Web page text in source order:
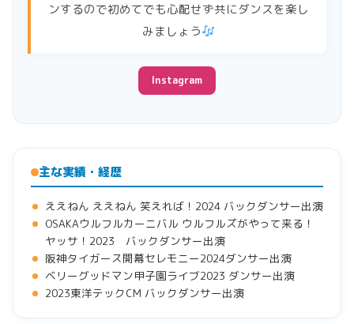
ンするので初めてでも心配せず共にダンスを楽し
みましょう
Instagram
主な実績・経歴
ええねん ええねん 笑えれば！2024 バックダンサー出演
OSAKAウルフルカーニバル ウルフルズがやって来る！
ヤッサ！2023 バックダンサー出演
阪神タイガース開幕セレモニー2024ダンサー出演
ベリーグッドマン甲子園ライブ2023 ダンサー出演
2023東洋テックCM バックダンサー出演